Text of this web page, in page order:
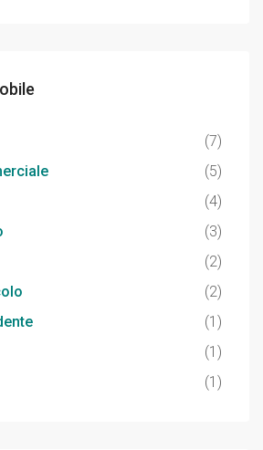
(7)
(5)
(4)
(3)
(2)
(2)
(1)
(1)
(1)